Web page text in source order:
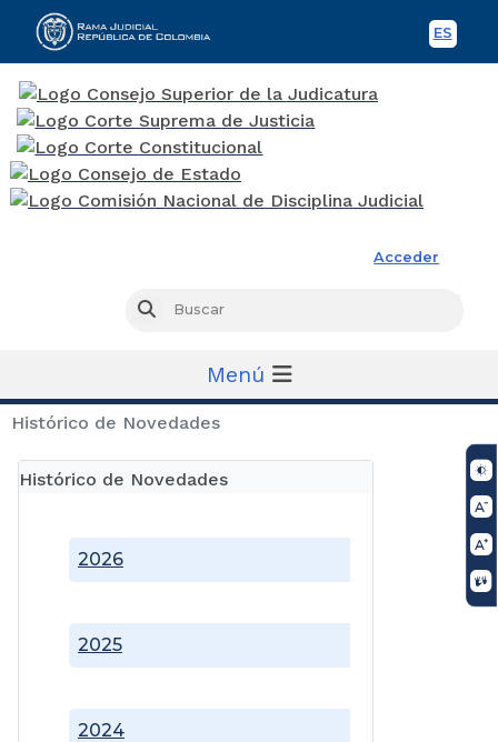
ES
Acceder
Buscar
Menú
Histórico de Novedades
Histórico de Novedades
2024
2025
2026